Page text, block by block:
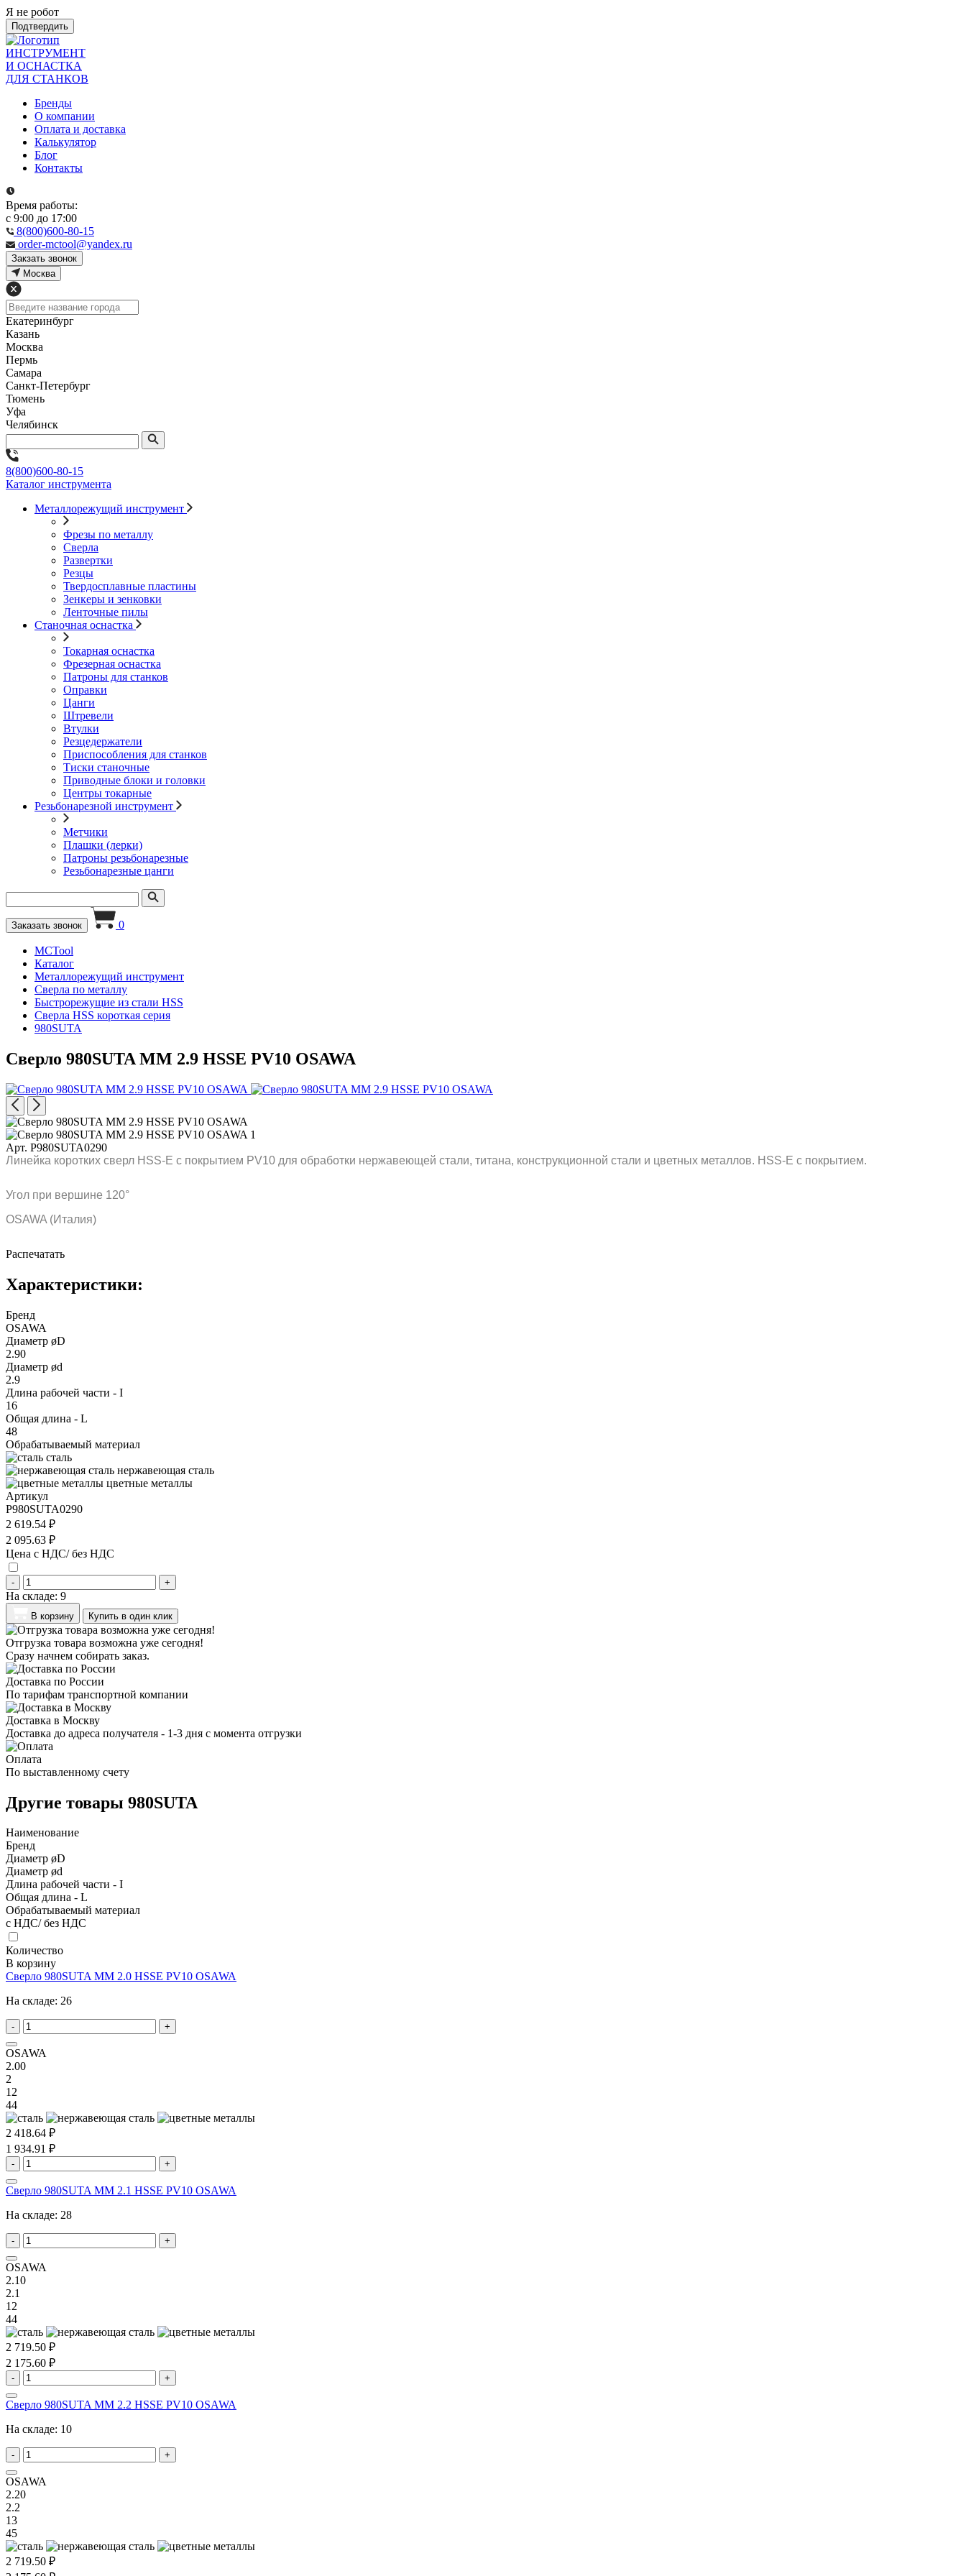
Я не робот
Подтвердить
ИНСТРУМЕНТ
И ОСНАСТКА
ДЛЯ СТАНКОВ
Бренды
О компании
Оплата и доставка
Калькулятор
Блог
Контакты
Время работы:
с 9:00 до 17:00
8(800)600-80-15
order-mctool@yandex.ru
Закзать звонок
Москва
Екатеринбург
Казань
Москва
Пермь
Самара
Санкт-Петербург
Тюмень
Уфа
Челябинск
8(800)600-80-15
Каталог инструмента
Металлорежущий инструмент
Фрезы по металлу
Сверла
Развертки
Резцы
Твердосплавные пластины
Зенкеры и зенковки
Ленточные пилы
Станочная оснастка
Токарная оснастка
Фрезерная оснастка
Патроны для станков
Оправки
Цанги
Штревели
Втулки
Резцедержатели
Приспособления для станков
Тиски станочные
Приводные блоки и головки
Центры токарные
Резьбонарезной инструмент
Метчики
Плашки (лерки)
Патроны резьбонарезные
Резьбонарезные цанги
Заказать звонок 0
MCTool
Каталог
Металлорежущий инструмент
Сверла по металлу
Быстрорежущие из стали HSS
Сверла HSS короткая серия
980SUTA
Сверло 980SUTA MM 2.9 HSSE PV10 OSAWA
Арт. P980SUTA0290
Линейка коротких сверл HSS-E с покрытием PV10 для обработки нержавеющей стали, титана, конструкционной стали и цветных металлов. HSS-E с покрытием.
Угол при вершине 120°
OSAWA (Италия)
Распечатать
Характеристики:
Бренд
OSAWA
Диаметр øD
2.90
Диаметр ød
2.9
Длина рабочей части - I
16
Общая длина - L
48
Обрабатываемый материал
сталь
нержавеющая сталь
цветные металлы
Артикул
P980SUTA0290
2 619.54 ₽
2 095.63 ₽
Цена с НДС/ без НДС
- +
На складе: 9
В корзину Купить в один клик
Отгрузка товара возможна уже сегодня!
Сразу начнем собирать заказ.
Доставка по России
По тарифам транспортной компании
Доставка в Москву
Доставка до адреса получателя - 1-3 дня с момента отгрузки
Оплата
По выставленному счету
Другие товары 980SUTA
Наименование
Бренд
Диаметр øD
Диаметр ød
Длина рабочей части - I
Общая длина - L
Обрабатываемый материал
с НДС/ без НДС
Количество
В корзину
Сверло 980SUTA MM 2.0 HSSE PV10 OSAWA
На складе: 26
- +
OSAWA
2.00
2
12
44
2 418.64 ₽
1 934.91 ₽
- +
Сверло 980SUTA MM 2.1 HSSE PV10 OSAWA
На складе: 28
- +
OSAWA
2.10
2.1
12
44
2 719.50 ₽
2 175.60 ₽
- +
Сверло 980SUTA MM 2.2 HSSE PV10 OSAWA
На складе: 10
- +
OSAWA
2.20
2.2
13
45
2 719.50 ₽